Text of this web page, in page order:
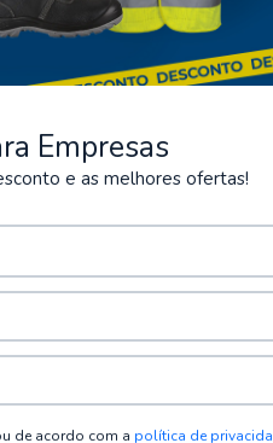
Possibilité de récupérer la
Empresas
e as melhores ofertas!
de acordo com a política de